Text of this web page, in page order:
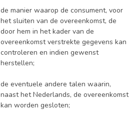
de manier waarop de consument, voor
het sluiten van de overeenkomst, de
door hem in het kader van de
overeenkomst verstrekte gegevens kan
controleren en indien gewenst
herstellen;
de eventuele andere talen waarin,
naast het Nederlands, de overeenkomst
kan worden gesloten;